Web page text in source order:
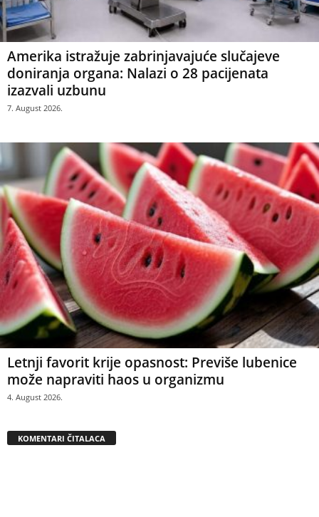
Amerika istražuje zabrinjavajuće slučajeve
doniranja organa: Nalazi o 28 pacijenata
izazvali uzbunu
7. August 2026.
Letnji favorit krije opasnost: Previše lubenice
može napraviti haos u organizmu
4. August 2026.
KOMENTARI ČITALACA